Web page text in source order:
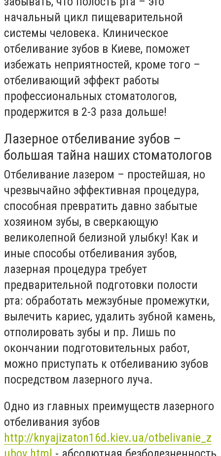
начальный цикл пищеварительной
системы человека. Клиническое
отбеливание зубов в Киеве, поможет
избежать неприятностей, кроме того –
отбеливающий эффект работы
профессиональных стоматологов,
продержится в 2-3 раза дольше!
Лазерное отбеливание зубов –
большая тайна наших стоматологов
Отбеливание лазером – простейшая, но
чрезвычайно эффективная процедура,
способная превратить давно забытые
хозяином зубы, в сверкающую
великолепной белизной улыбку! Как и
иные способы отбеливания зубов,
лазерная процедура требует
предварительной подготовки полости
рта: обработать межзубные промежутки,
вылечить кариес, удалить зубной камень,
отполировать зубы и пр. Лишь по
окончании подготовительных работ,
можно приступать к отбеливанию зубов
посредством лазерного луча.
Одно из главных преимуществ лазерного
отбеливания зубов
http://knyajizaton16d.kiev.ua/otbelivanie_z